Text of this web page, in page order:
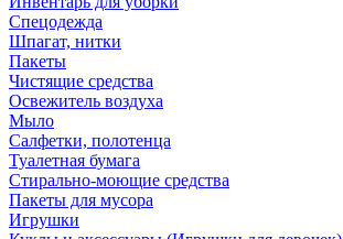
Спецодежда
Шпагат, нитки
Пакеты
Чистящие средства
Освежитель воздуха
Мыло
Салфетки, полотенца
Туалетная бумага
Стирально-моющие средства
Пакеты для мусора
Игрушки